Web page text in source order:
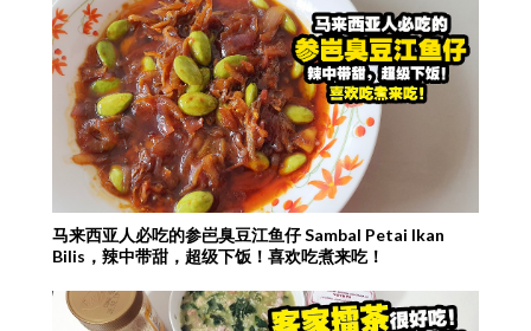
马来西亚人必吃的参岜臭豆江鱼仔 Sambal Petai Ikan
Bilis，辣中带甜，超级下饭！喜欢吃煮来吃！